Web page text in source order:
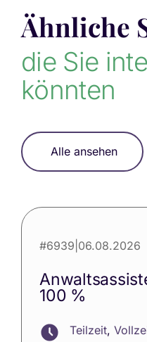
Ähnliche
die Sie
könnten
Alle ansehen
#6939 06.08.2026
100 %
Teilzeit,